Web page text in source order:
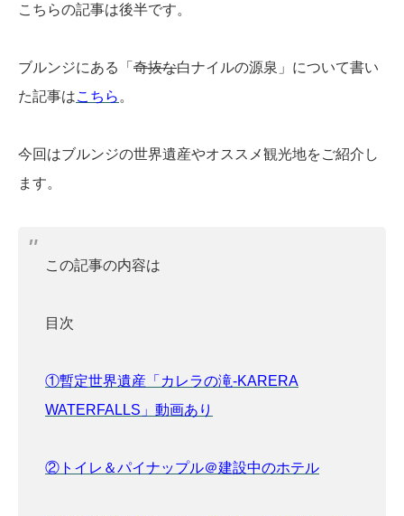
こちらの記事は後半です。
ブルンジにある「 奇抜な白ナイルの源泉」について書い
た記事はこちら 。
今回はブルンジの世界遺産やオススメ観光地をご紹介し
ます。
この記事の内容は
目次
①暫定世界遺産「カレラの滝-KARERA
WATERFALLS」動画あり
②トイレ＆パイナップル＠建設中のホテル